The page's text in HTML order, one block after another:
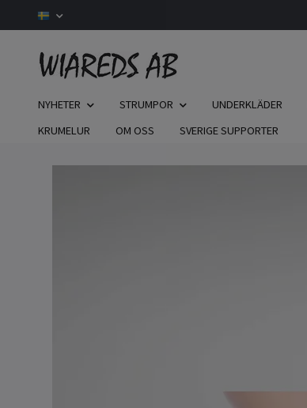
NYHETER STRUMPOR UNDERKLÄDER
KRUMELUR
OM OSS SVERIGE SUPPORTER